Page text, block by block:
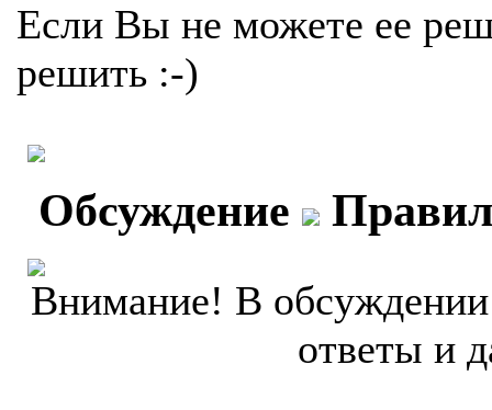
Если Вы не можете ее
решить :-)
Обсуждение
Внимание! В обсуждении
ответы и